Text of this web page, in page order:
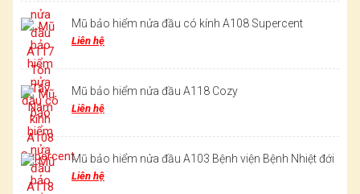
Mũ bảo hiểm nửa đầu có kính A108 Supercent
Liên hệ
Mũ bảo hiểm nửa đầu A118 Cozy
Liên hệ
Mũ bảo hiểm nửa đầu A103 Bệnh viện Bệnh Nhiệt đới
Liên hệ